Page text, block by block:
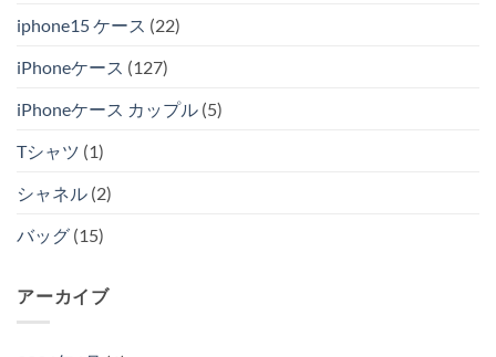
iphone15 ケース (22)
iPhoneケース (127)
iPhoneケース カップル (5)
Tシャツ (1)
シャネル (2)
バッグ (15)
アーカイブ